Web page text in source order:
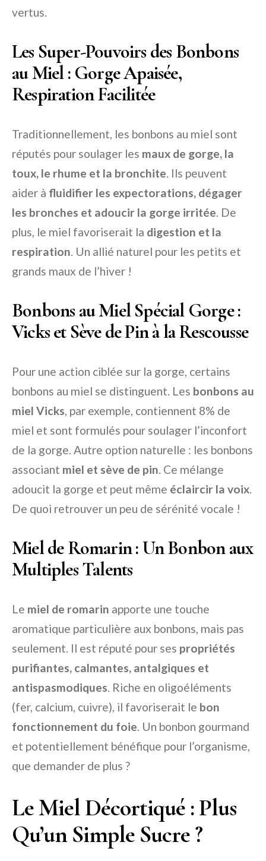
vertus.
Les Super-Pouvoirs des Bonbons
au Miel : Gorge Apaisée,
Respiration Facilitée
Traditionnellement, les bonbons au miel sont
réputés pour soulager les maux de gorge, la
toux, le rhume et la bronchite. Ils peuvent
aider à fluidifier les expectorations, dégager
les bronches et adoucir la gorge irritée. De
plus, le miel favoriserait la digestion et la
respiration. Un allié naturel pour les petits et
grands maux de l’hiver !
Bonbons au Miel Spécial Gorge :
Vicks et Sève de Pin à la Rescousse
Pour une action ciblée sur la gorge, certains
bonbons au miel se distinguent. Les bonbons au
miel Vicks, par exemple, contiennent 8% de
miel et sont formulés pour soulager l’inconfort
de la gorge. Autre option naturelle : les bonbons
associant miel et sève de pin. Ce mélange
adoucit la gorge et peut même éclaircir la voix.
De quoi retrouver un peu de sérénité vocale !
Miel de Romarin : Un Bonbon aux
Multiples Talents
Le miel de romarin apporte une touche
aromatique particulière aux bonbons, mais pas
seulement. Il est réputé pour ses propriétés
purifiantes, calmantes, antalgiques et
antispasmodiques. Riche en oligoéléments
(fer, calcium, cuivre), il favoriserait le bon
fonctionnement du foie. Un bonbon gourmand
et potentiellement bénéfique pour l’organisme,
que demander de plus ?
Le Miel Décortiqué : Plus
Qu’un Simple Sucre ?